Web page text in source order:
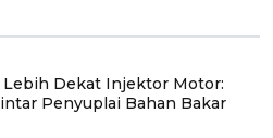
Lebih Dekat Injektor Motor:
Penyuplai Bahan Bakar